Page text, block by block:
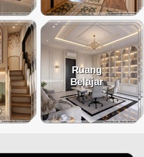
Ruang
Belajar